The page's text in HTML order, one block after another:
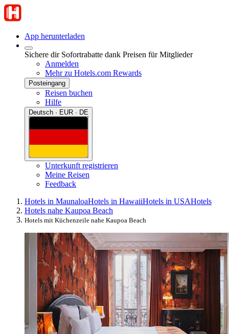
App herunterladen
Sichere dir Sofortrabatte dank Preisen für Mitglieder
Anmelden
Mehr zu Hotels.com Rewards
Posteingang
Reisen buchen
Hilfe
Deutsch · EUR · DE
Unterkunft registrieren
Meine Reisen
Feedback
Hotels in MaunaloaHotels in HawaiiHotels in USAHotels
Hotels nahe Kaupoa Beach
Hotels mit Küchenzeile nahe Kaupoa Beach